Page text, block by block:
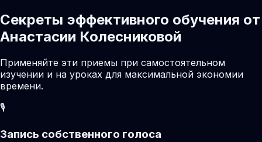
Секреты эффективного обучения от
Анастасии Колесниковой
Применяйте эти приемы при самостоятельном
изучении и на уроках для максимальной экономии
времени.
🎙️
Запись собственного голоса